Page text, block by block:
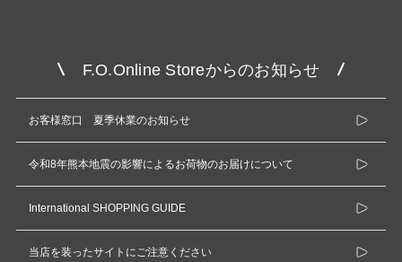
F.O.Online Storeからのお知らせ
お客様窓口 夏季休業のお知らせ
令和8年熊本地震の影響によるお荷物のお届けについて
International SHOPPING GUIDE
当店を装ったサイトにご注意ください